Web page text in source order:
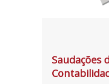
Saudações